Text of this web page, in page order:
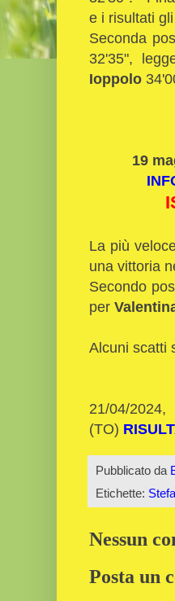
e i risultati
Seconda
32'35",
Ioppolo
19
La più
una vittoria
Secondo
per
Alcuni scatti
21/04/
(TO)
Pubblicato da
Etichette:
Nessun
Posta un